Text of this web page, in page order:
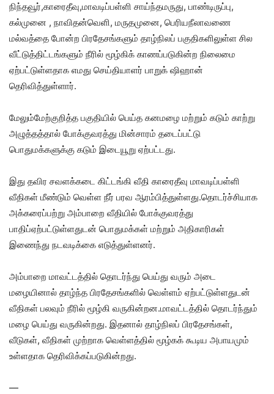
நிந்தவூர்,காரைதீவு,மாவடிப்பள்ளி சாய்ந்தமருது, பாண்டிருப்பு,
கல்முனை , நாவிதன்வெளி, மருதமுனை, பெரியநீலாவணை
மல்வத்தை போன்ற பிரதேசங்களும் தாழ்நிலப் பகுதிகளிலுள்ள சில
வீட்டுத்திட்டங்களும் நீரில் மூழ்கிக் காணப்படுகின்ற நிலைமை
ஏற்பட்டுள்ளதாக எமது செய்தியாளர் பாறுக் ஷிஹான்
தெரிவித்துள்ளார்.
மேலும்மேற்குறித்த பகுதியில் பெய்த கனமழை மற்றும் கடும் காற்று
அழுத்தத்தால் போக்குவரத்து மின்சாரம் தடைப்பட்டு
பொதுமக்களுக்கு கடும் இடையூறு ஏற்பட்டது.
இது தவிர சவளக்கடை கிட்டங்கி வீதி காரைதீவு மாவடிப்பள்ளி
வீதிகள் மீண்டும் வெள்ள நீர் பரவ ஆரம்பித்துள்ளது.தொடர்ச்சியாக
அக்கரைப்பற்று அம்பாறை வீதியில் போக்குவரத்து
பாதிப்ஏற்பட்டுள்ளதுடன் பொதுமக்கள் மற்றும் அதிகாரிகள்
இணைந்து நடவடிக்கை எடுத்துள்ளனர்.
அம்பாறை மாவட்டத்தில் தொடர்ந்து பெய்து வரும் அடை
மழையினால் தாழ்ந்த பிரதேசங்களில் வெள்ளம் ஏற்பட்டுள்ளதுடன்
வீதிகள் பலவும் நீரில் மூழ்கி வருகின்றன.மாவட்டத்தில் தொடர்ந்தும்
மழை பெய்து வருகின்றது. இதனால் தாழ்நிலப் பிரதேசங்கள்,
வீடுகள், வீதிகள் முற்றாக வெள்ளத்தில் மூழ்கக் கூடிய அபாயமும்
உள்ளதாக தெரிவிக்கப்படுகின்றது.
—